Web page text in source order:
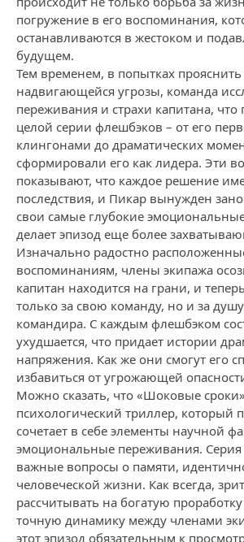
погружение в его воспоминания,
останавливаются в жестоком и
будущем.
Тем временем, в попытках
надвигающейся угрозы, команда
переживания и страхи капитана, что
целой серии флешбэков – от его
клингонами до драматических
сформировали его как лидера. Эти
показывают, что каждое решение
последствия, и Пикар вынужден
свои самые глубокие
делает эпизод еще более
Изначально радостно
воспоминаниям, члены экипажа
капитан находится на грани, и
только за свою команду, но и за
командира. С каждым флешбэком
ухудшается, что придает истории
напряжения. Как же они смогут его
избавиться от угрожающей
Можно сказать, что «Шоковые
психологический триллер, который
сочетает в себе элементы научной
эмоциональные переживания.
важные вопросы о памяти,
человеческой жизни. Как всегда,
рассчитывать на богатую
точную динамику между членами
этот эпизод обязательным к